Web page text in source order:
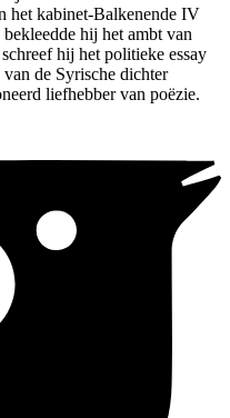
het kabinet-Balkenende IV
hij het ambt van
hij het politieke essay
de Syrische dichter
liefhebber van poëzie.